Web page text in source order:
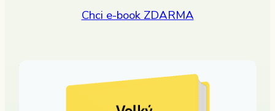
Chci e-book ZDARMA